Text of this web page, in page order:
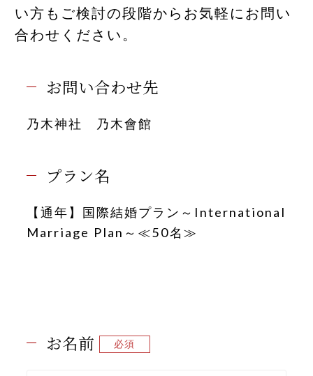
神社婚会場を探す
クリップリスト
い方もご検討の段階からお気軽にお問い
合わせください。
お問い合わせ先
乃木神社 乃木會館
プラン名
【通年】国際結婚プラン～International
Marriage Plan～≪50名≫
お名前